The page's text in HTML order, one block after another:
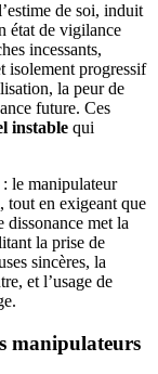
de soi, induit
état de vigilance
incessants,
isolement progressif
la peur de
future. Ces
instable qui
le manipulateur
en exigeant que
dissonance met la
la prise de
sincères, la
et l’usage de
manipulateurs